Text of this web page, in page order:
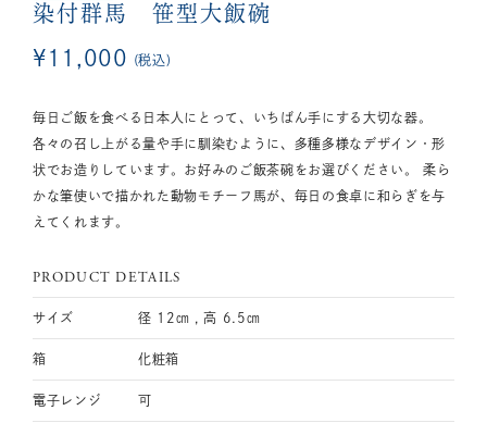
染付群馬 笹型大飯碗
¥ 11,000 税込
毎日ご飯を食べる日本人にとって、いちばん手にする大切な器。
各々の召し上がる量や手に馴染むように、多種多様なデザイン・形
状でお造りしています。お好みのご飯茶碗をお選びください。 柔ら
かな筆使いで描かれた動物モチーフ馬が、毎日の食卓に和らぎを与
えてくれます。
PRODUCT DETAILS
サイズ 径 12㎝ , 高 6.5㎝
箱 化粧箱
電子レンジ 可